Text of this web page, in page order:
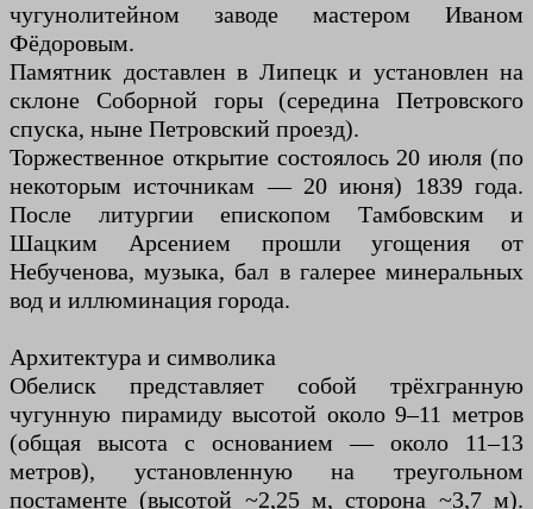
чугунолитейном заводе мастером Иваном
Фёдоровым.
Памятник доставлен в Липецк и установлен на
склоне Соборной горы (середина Петровского
спуска, ныне Петровский проезд).
Торжественное открытие состоялось 20 июля (по
некоторым источникам — 20 июня) 1839 года.
После литургии епископом Тамбовским и
Шацким Арсением прошли угощения от
Небученова, музыка, бал в галерее минеральных
вод и иллюминация города.
Архитектура и символика
Обелиск представляет собой трёхгранную
чугунную пирамиду высотой около 9–11 метров
(общая высота с основанием — около 11–13
метров), установленную на треугольном
постаменте (высотой ~2,25 м, сторона ~3,7 м).